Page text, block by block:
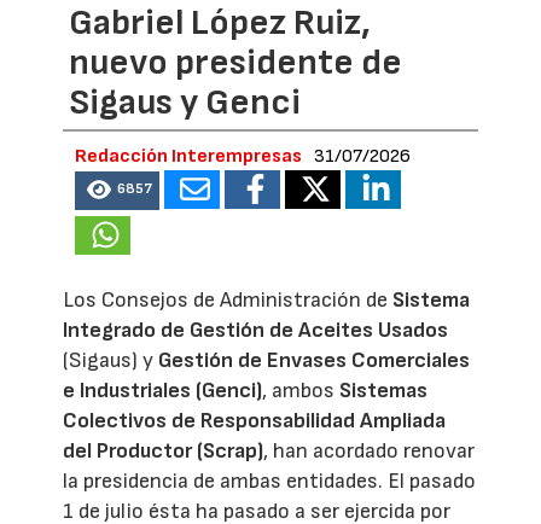
Gabriel López Ruiz,
nuevo presidente de
Sigaus y Genci
Redacción Interempresas 31/07/2026
6857
Los Consejos de Administración de Sistema
Integrado de Gestión de Aceites Usados
(Sigaus) y Gestión de Envases Comerciales
e Industriales (Genci), ambos Sistemas
Colectivos de Responsabilidad Ampliada
del Productor (Scrap), han acordado renovar
la presidencia de ambas entidades. El pasado
1 de julio ésta ha pasado a ser ejercida por